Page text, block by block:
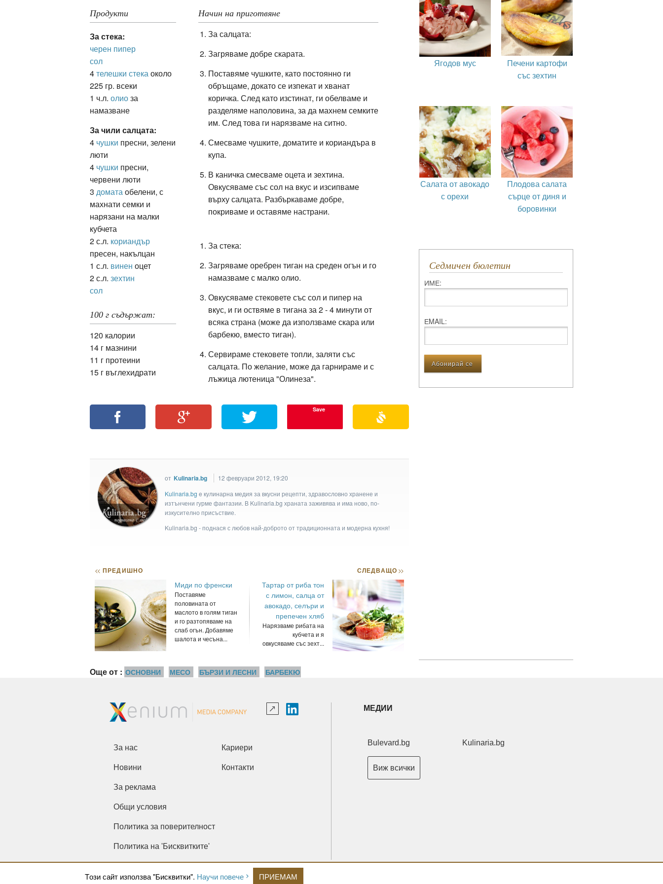
Продукти
За стека:
черен пипер
сол
4телешки стекаоколо
225 гр. всеки
1 ч.л. олиоза
намазване
За чили салцата:
4 чушки пресни, зелени
люти
4 чушки пресни,
червени люти
3 доматаобелени, с
махнати семки и
нарязани на малки
кубчета
2 с.л. кориандър
пресен, накълцан
1 с.л. винен оцет
2 с.л. зехтин
сол
100 г съдържат:
120 калории
14 г мазнини
11 г протеини
15 г въглехидрати
Начин на приготвяне
За салцата:
Загряваме добре скарата.
Поставяме чушките, като постоянно ги
обръщаме, докато се изпекат и хванат
коричка. След като изстинат, ги обелваме и
разделяме наполовина, за да махнем семките
им. След това ги нарязваме на ситно.
Смесваме чушките, доматите и кориандъра в
купа.
В каничка смесваме оцета и зехтина.
Овкусяваме със сол на вкус и изсипваме
върху салцата. Разбъркаваме добре,
покриваме и оставяме настрани.
За стека:
Загряваме оребрен тиган на среден огън и го
намазваме с малко олио.
Овкусяваме стековете със сол и пипер на
вкус, и ги оствяме в тигана за 2 - 4 минути от
всяка страна (може да използваме скара или
барбекю, вместо тиган).
Сервираме стековете топли, заляти със
салцата. По желание, може да гарнираме и с
лъжица лютеница "Олинеза".
Save
от Kulinaria.bg
12 февруари 2012, 19:20
Kulinaria.bg e кулинарна медия за вкусни рецепти, здравословно хранене и
изтънчени гурме фантазии. В Kulinaria.bg храната заживява и има ново, по-
изкусително присъствие.
Kulinaria.bg - поднася с любов най-доброто от традиционната и модерна кухня!
<< ПРЕДИШНО
Миди по френски
Поставяме
половината от
маслото в голям тиган
и го разтопяваме на
слаб огън. Добавяме
шалота и чесъна...
СЛЕДВАЩО>>
Тартар от риба тон
с лимон, салца от
авокадо, селъри и
препечен хляб
Нарязваме рибата на
кубчета и я
овкусяваме със зехт...
Още от : ОСНОВНИ МЕСО БЪРЗИ И ЛЕСНИ БАРБЕКЮ
Ягодов мус
Печени картофи
със зехтин
Салата от авокадо
с орехи
Плодова салата
сърце от диня и
боровинки
Седмичен бюлетин
ИМЕ:
ЕMAIL:
Tози сайт използва "Бисквитки". Научи повече ПРИЕМАМ
За нас Кариери
Новини Контакти
За реклама
Общи условия
Политика за поверителност
Политика на 'Бисквитките'
МЕДИИ
Bulevard.bg Kulinaria.bg
Виж всички
Copyright © 2026 Ксениум ООД. Всички права запазени.